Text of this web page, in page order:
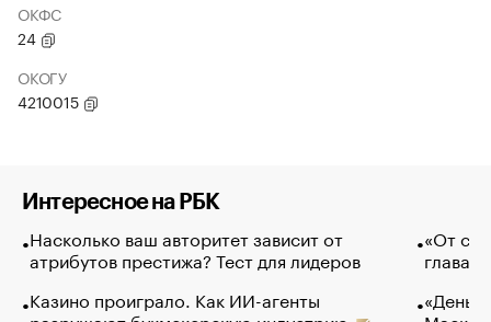
ОКФС
24
ОКОГУ
4210015
Интересное на РБК
Насколько ваш авторитет зависит от
атрибутов престижа? Тест для лидеров
Казино проиграло. Как ИИ-агенты
«От
глава